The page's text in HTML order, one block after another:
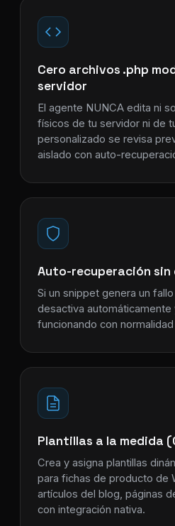
Cero archivos .php
servidor
El agente NUNCA edita ni
físicos de tu servidor ni de
personalizado se revisa
aislado con auto-
Auto-recuperación sin
Si un snippet genera un
desactiva automáticamente
funcionando con
Plantillas a la medida
Crea y asigna plantillas
para fichas de producto de
artículos del blog, páginas
con integración nativa.